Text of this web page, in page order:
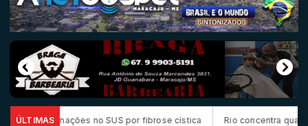
ÚLTIMASno SUS por fibrose cística Rio concentra quase um